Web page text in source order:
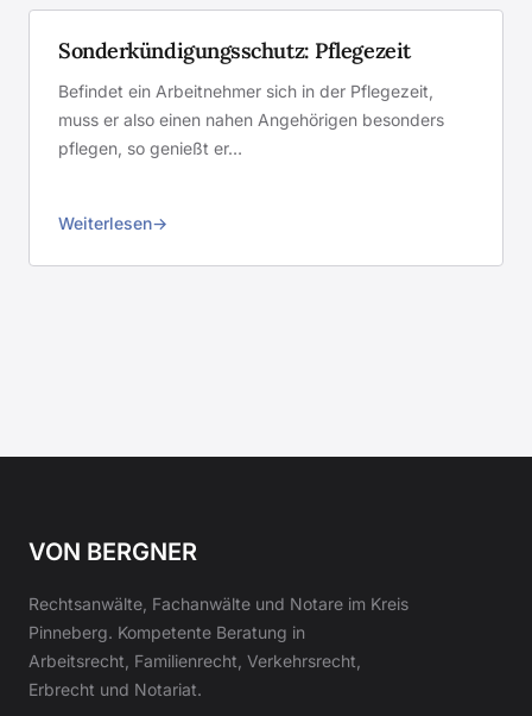
Sonderkündigungsschutz: Pflegezeit
Befindet ein Arbeitnehmer sich in der Pflegezeit,
muss er also einen nahen Angehörigen besonders
pflegen, so genießt er…
Weiterlesen
VON BERGNER
Rechtsanwälte, Fachanwälte und Notare im Kreis
Pinneberg. Kompetente Beratung in
Arbeitsrecht, Familienrecht, Verkehrsrecht,
Erbrecht und Notariat.